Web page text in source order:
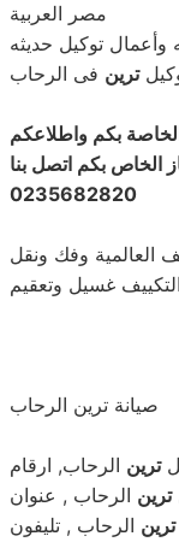
مصر العربية
توكيل حديثه
ترين فى الرحاب
بكم واطلاعكم
الخاص بكم اتصل بنا
0235682820
العالمية وفك ونقل
غسيل وتعقيم
صيانة ترين الرحاب
ترين الرحاب, ارقام
ترين الرحاب , عنوان
ترين الرحاب , تليفون